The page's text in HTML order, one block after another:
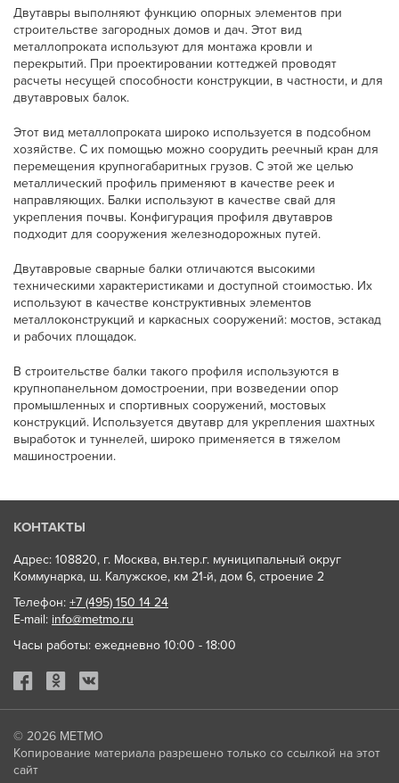
Двутавры выполняют функцию опорных элементов при
строительстве загородных домов и дач. Этот вид
металлопроката используют для монтажа кровли и
перекрытий. При проектировании коттеджей проводят
расчеты несущей способности конструкции, в частности, и для
двутавровых балок.
Этот вид металлопроката широко используется в подсобном
хозяйстве. С их помощью можно соорудить реечный кран для
перемещения крупногабаритных грузов. С этой же целью
металлический профиль применяют в качестве реек и
направляющих. Балки используют в качестве свай для
укрепления почвы. Конфигурация профиля двутавров
подходит для сооружения железнодорожных путей.
Двутавровые сварные балки отличаются высокими
техническими характеристиками и доступной стоимостью. Их
используют в качестве конструктивных элементов
металлоконструкций и каркасных сооружений: мостов, эстакад
и рабочих площадок.
В строительстве балки такого профиля используются в
крупнопанельном домостроении, при возведении опор
промышленных и спортивных сооружений, мостовых
конструкций. Используется двутавр для укрепления шахтных
выработок и туннелей, широко применяется в тяжелом
машиностроении.
КОНТАКТЫ
Адрес: 108820, г. Москва, вн.тер.г. муниципальный округ
Коммунарка, ш. Калужское, км 21-й, дом 6, строение 2
Телефон: +7 (495) 150 14 24
E-mail: info@metmo.ru
Часы работы: ежедневно 10:00 - 18:00
© 2026 МЕТМО
Копирование материала разрешено только со ссылкой на этот
сайт